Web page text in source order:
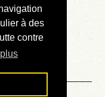
à des
contre